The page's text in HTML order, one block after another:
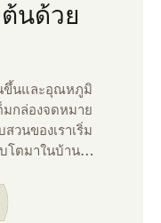
นด้วย
ขึ้นและอุณหภูมิ
มกล่องจดหมาย
วนของเราเริ่ม
โตมาในบ้านที่มี
ยข้าวโพดหวาน
นจําได้ว่าพ่อติด